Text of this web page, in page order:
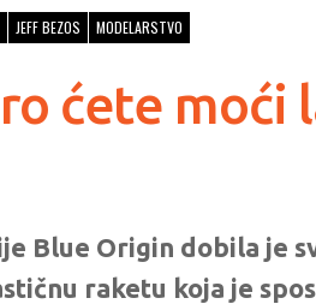
JEFF BEZOS MODELARSTVO
ćete
Blue Origin dobila je
raketu koja je